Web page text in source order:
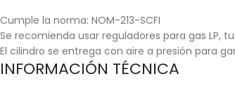
Cumple la norma: NOM-213-SCFI
Se recomienda usar reguladores para gas LP,
El cilindro se entrega con aire a presión para
INFORMACIÓN TÉCNICA